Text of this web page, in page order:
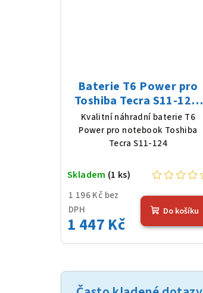
Baterie T6 Power pro
Toshiba Tecra S11-124,
Li-Ion, 10,8 V, 5200 mAh
(56 Wh), černá
Kvalitní náhradní baterie T6
Power pro notebook Toshiba
Tecra S11-124
1 196 Kč bez
DPH
1 447 Kč
Skladem (1 ks)
Do košíku